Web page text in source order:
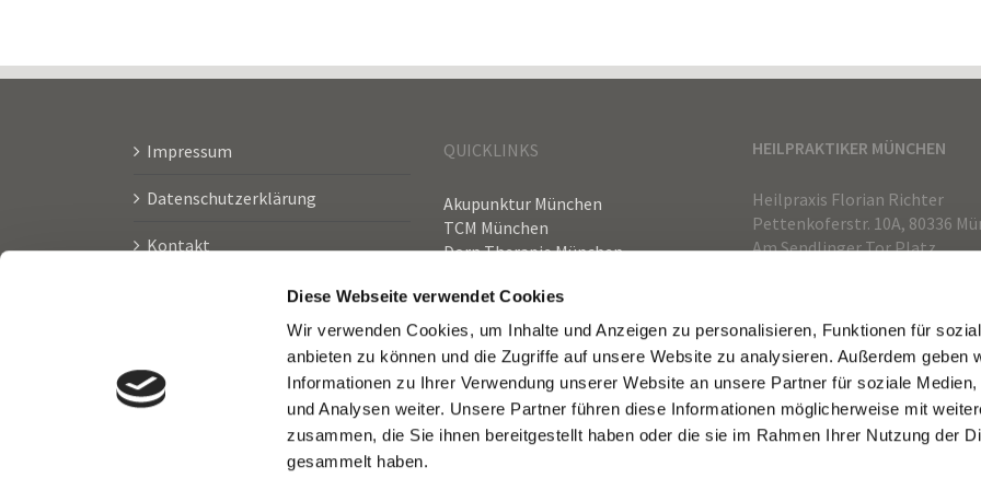
Diese Webseite verwendet Cookies
Wir verwenden Cookies, um Inhalte und Anzeigen zu personalisieren, Funktionen für
anbieten zu können und die Zugriffe auf unsere Website zu analysieren. Außerdem geben
Informationen zu Ihrer Verwendung unserer Website an unsere Partner für soziale Medien,
und Analysen weiter. Unsere Partner führen diese Informationen möglicherweise mit
zusammen, die Sie ihnen bereitgestellt haben oder die sie im Rahmen Ihrer Nutzung der
gesammelt haben.
Impressum
Datenschutzerklärung
Kontakt
Termine via Doctolib
QUICKLINKS
Akupunktur München
TCM München
Dorn Therapie München
Heilpraktiker Freising
München
HEILPRAKTIKER MÜNCHEN
Heilpraxis Florian Richter
Pettenkoferstr. 10A, 80336
Am Sendlinger Tor Platz